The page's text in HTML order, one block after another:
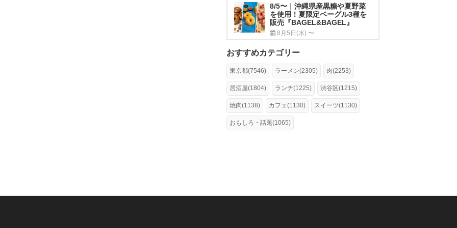
8/5〜｜沖縄県産黒糖や夏野菜
を使用！夏限定ベーグル3種を
販売『BAGEL&BAGEL』
8月5日(水) 〜
おすすめカテゴリー
東京都(7546) ラーメン(2305) 肉(2253)
居酒屋(1804) ランチ(1225) 渋谷区(1215)
焼肉(1138) カフェ(1130) スイーツ(1130)
おもしろ・話題(1065)